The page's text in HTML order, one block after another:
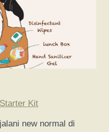
Kit
new normal di